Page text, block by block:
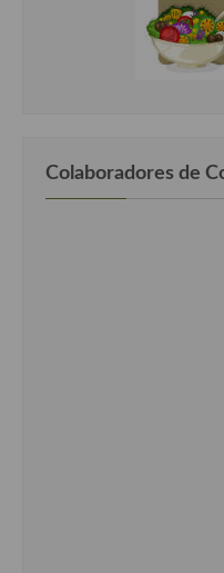
Colaboradores de